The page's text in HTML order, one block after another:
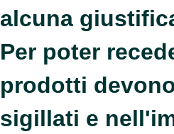
alcuna
Per poter
prodotti
sigillati e